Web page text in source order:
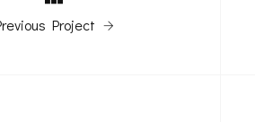
Project